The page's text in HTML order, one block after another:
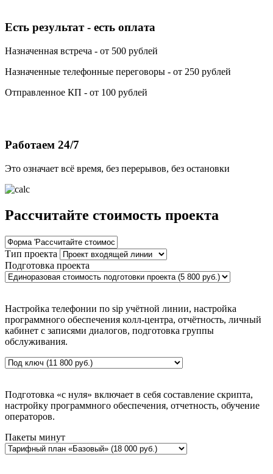
Есть результат - есть оплата
Назначенная встреча - от 500 рублей
Назначенные телефонные переговоры - от 250 рублей
Отправленное КП - от 100 рублей
Работаем 24/7
Это означает всё время, без перерывов, без остановки
Рассчитайте стоимость проекта
Тип проекта
Подготовка проекта
Настройка телефонии по sip учётной линии, настройка
программного обеспечения колл-центра, отчётность, личный
кабинет с записями диалогов, подготовка группы
обслуживания.
Подготовка «с нуля» включает в себя составление скрипта,
настройку программного обеспечения, отчетность, обучение
операторов.
Пакеты минут